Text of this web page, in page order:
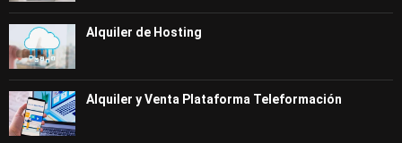
Alquiler de Hosting
Alquiler y Venta Plataforma Teleformación